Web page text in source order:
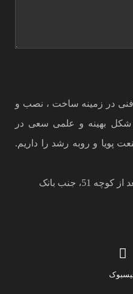
فنی در زمینه ساخت ، نصب و
شکل بهینه و علمی سعی در
پویا و روبه رشد را داریم.
آدرس: اصفهان، بلوار آتشگاه، بعد از کوچه 51، جنب بانک